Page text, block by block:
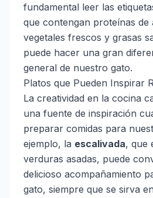
fundamental leer las
que contengan proteínas de
vegetales frescos y grasas
puede hacer una gran
general de nuestro gato.
Platos que Pueden Inspirar
La creatividad en la cocina
una fuente de inspiración
preparar comidas para
ejemplo, la escalivada, que
verduras asadas, puede
delicioso acompañamiento
gato, siempre que se sirva